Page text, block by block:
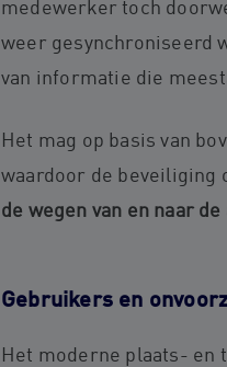
medewerker toch
weer gesynchroniseerd
van informatie die
Het mag op basis van
waardoor de beveiliging
de wegen van en naar
Gebruikers en
Het moderne plaats- en